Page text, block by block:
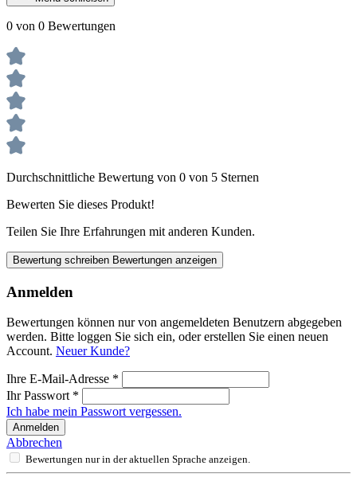
0 von 0 Bewertungen
Durchschnittliche Bewertung von 0 von 5 Sternen
Bewerten Sie dieses Produkt!
Teilen Sie Ihre Erfahrungen mit anderen Kunden.
Bewertung schreiben Bewertungen anzeigen
Anmelden
Bewertungen können nur von angemeldeten Benutzern abgegeben
werden. Bitte loggen Sie sich ein, oder erstellen Sie einen neuen
Account. Neuer Kunde?
Ihre E-Mail-Adresse *
Ihr Passwort *
Ich habe mein Passwort vergessen.
Anmelden
Abbrechen
Bewertungen nur in der aktuellen Sprache anzeigen.